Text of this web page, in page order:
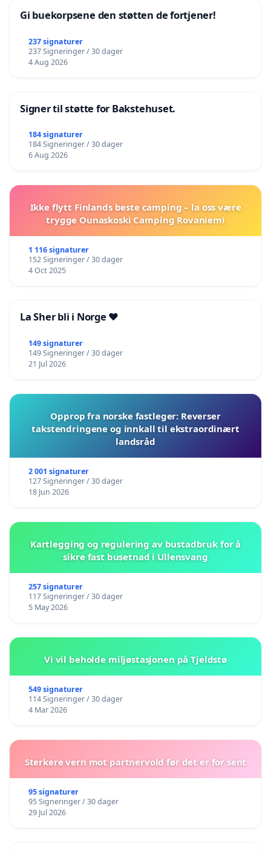
Gi buekorpsene den støtten de fortjener!
237 signaturer
237 Signeringer / 30 dager
4 Aug 2026
Signer til støtte for Bakstehuset.
184 signaturer
184 Signeringer / 30 dager
6 Aug 2026
Ikke flytt Finlands beste camping – la oss være
trygge Ounaskoski Camping Rovaniemi
1 116 signaturer
152 Signeringer / 30 dager
4 Oct 2025
La Sher bli i Norge ❤️
149 signaturer
149 Signeringer / 30 dager
21 Jul 2026
Opprop fra norske fastleger: Reverser
takstendringene og innkall til ekstraordinært
landsråd
2 001 signaturer
127 Signeringer / 30 dager
18 Jun 2026
Kartlegging og regulering av bustadbruk for å
sikre fast busetnad i Ullensvang
257 signaturer
117 Signeringer / 30 dager
5 May 2026
Vi vil beholde miljøstasjonen på Tjeldstø
549 signaturer
114 Signeringer / 30 dager
4 Mar 2026
Sterkere vern mot partnervold før det er for sent
95 signaturer
95 Signeringer / 30 dager
29 Jul 2026